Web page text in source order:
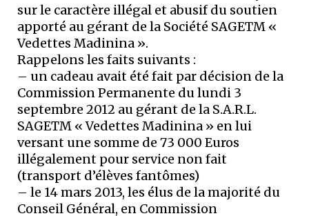
sur le caractère illégal et abusif du soutien
apporté au gérant de la Société SAGETM «
Vedettes Madinina ».
Rappelons les faits suivants :
– un cadeau avait été fait par décision de la
Commission Permanente du lundi 3
septembre 2012 au gérant de la S.A.R.L.
SAGETM « Vedettes Madinina » en lui
versant une somme de 73 000 Euros
illégalement pour service non fait
(transport d’élèves fantômes)
– le 14 mars 2013, les élus de la majorité du
Conseil Général, en Commission